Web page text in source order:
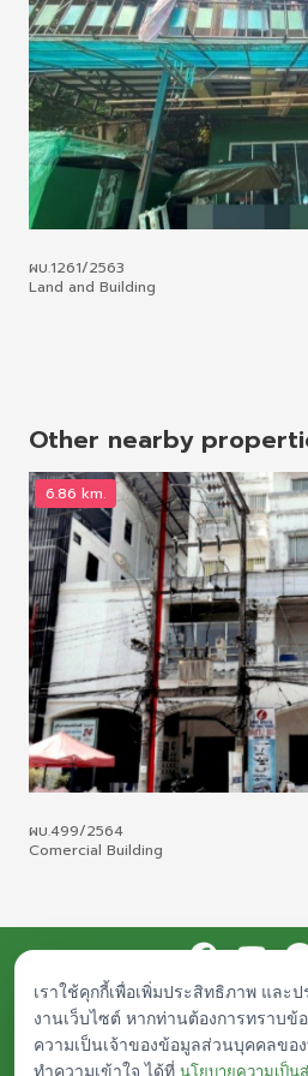
ผบ.1261/2563
Land and Building
Other nearby
6.86 km.
ผบ.499/2564
Comercial Building
Procurement Public Documents
© Islamic Bank Asset Management - IAM.
Any inquiries, plese contactiam-
Privacy Policy
เราใช้คุกกี้เพื่อเพิ่มประสิทธิภาพ และ
งานเว็บไซต์ หากท่านต้องการทราบข้
ความเป็นเจ้าของข้อมูลส่วนบุคคลขอ
ทำความเข้าใจ ได้ที่ นโยบายความเป็น